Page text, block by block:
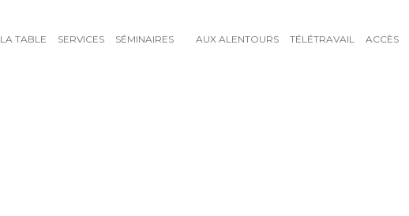
LA TABLE SERVICES SÉMINAIRES AUX ALENTOURS TÉLÉTRAVAIL ACCÈS